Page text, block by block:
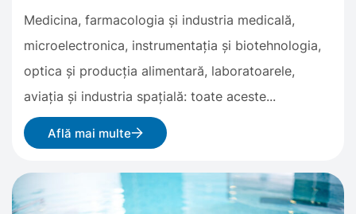
Medicina, farmacologia și industria medicală,
microelectronica, instrumentația și biotehnologia,
optica și producția alimentară, laboratoarele,
aviația și industria spațială: toate aceste...
Află mai multe